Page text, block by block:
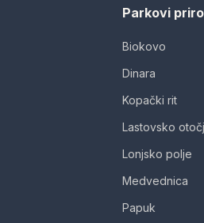
Parkovi
Biokovo
Dinara
Kopački rit
Lastovsko
Lonjsko polje
Medvednica
Papuk